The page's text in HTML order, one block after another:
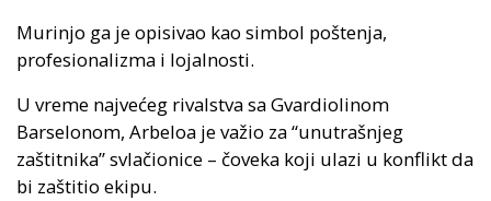
Murinjo ga je opisivao kao simbol poštenja,
profesionalizma i lojalnosti.
U vreme najvećeg rivalstva sa Gvardiolinom
Barselonom, Arbeloa je važio za “unutrašnjeg
zaštitnika” svlačionice – čoveka koji ulazi u konflikt da
bi zaštitio ekipu.